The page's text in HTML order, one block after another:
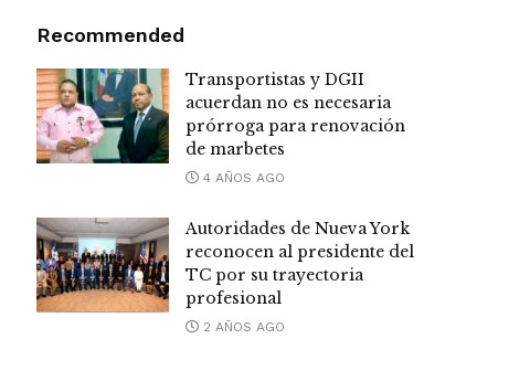
Recommended
Transportistas y DGII
acuerdan no es necesaria
prórroga para renovación
de marbetes
4 AÑOS AGO
Autoridades de Nueva York
reconocen al presidente del
TC por su trayectoria
profesional
2 AÑOS AGO